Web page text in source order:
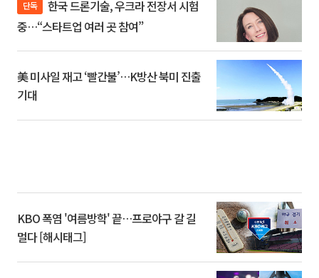
단독
중…“스타트업 여러 곳 참여”
美 미사일 재고 ‘빨간불’…K방산 북미 진출
기대
KBO 폭염 '여름방학' 끝…프로야구 갈 길
멀다 [해시태그]